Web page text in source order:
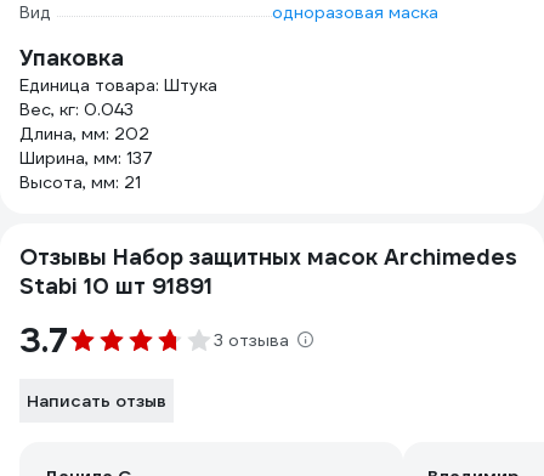
Вид
одноразовая маска
Упаковка
Единица товара: Штука
Вес, кг: 0.043
Длина, мм: 202
Ширина, мм: 137
Высота, мм: 21
Отзывы Набор защитных масок Archimedes
Stabi 10 шт 91891
3.7 3 отзыва
Написать отзыв